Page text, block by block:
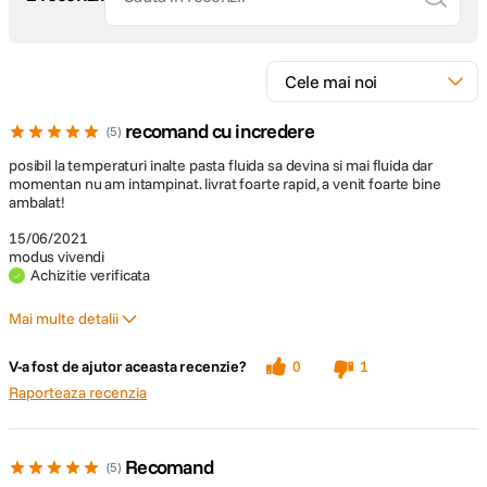
5 recomand cu incredere
15/06/2021
modus vivendi
Achizitie verificata
posibil la temperaturi inalte pasta fluida sa devina si mai fluida dar
momentan nu am intampinat. livrat foarte rapid, a venit foarte bine
ambalat!
Mai multe detalii
functioneaza perfect
V-a fost de ajutor aceasta recenzie? 0
1
Raporteaza recenzia
5 Recomand